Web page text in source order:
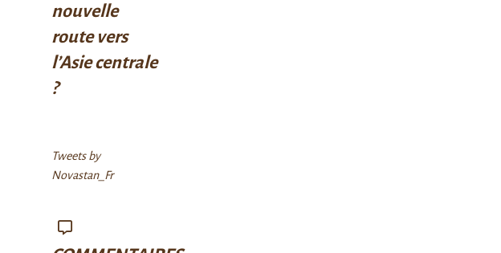
nouvelle
route vers
l’Asie centrale
?
Tweets by
Novastan_Fr